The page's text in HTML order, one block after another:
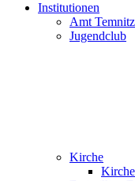
Institutionen
Amt Temnitz
Jugendclub
Kirche